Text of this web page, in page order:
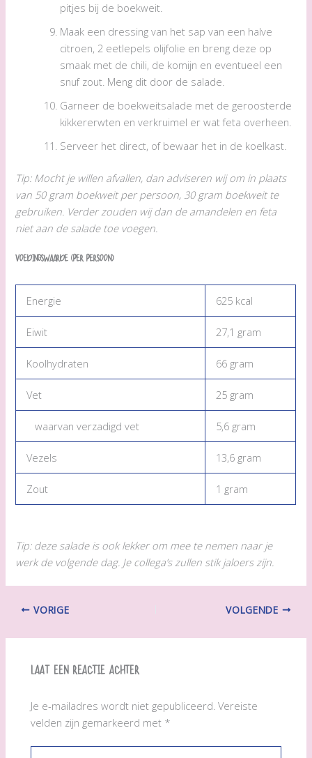
pitjes bij de boekweit.
Maak een dressing van het sap van een halve
citroen, 2 eetlepels olijfolie en breng deze op
smaak met de chili, de komijn en eventueel een
snuf zout. Meng dit door de salade.
Garneer de boekweitsalade met de geroosterde
kikkererwten en verkruimel er wat feta overheen.
Serveer het direct, of bewaar het in de koelkast.
Tip: Mocht je willen afvallen, dan adviseren wij om in plaats
van 50 gram boekweit per persoon, 30 gram boekweit te
gebruiken. Verder zouden wij dan de amandelen en feta
niet aan de salade toe voegen.
Voedingswaarde (per persoon)
Energie 625 kcal
Eiwit 27,1 gram
Koolhydraten 66 gram
Vet 25 gram
waarvan verzadigd vet 5,6 gram
Vezels 13,6 gram
Zout 1 gram
Tip: deze salade is ook lekker om mee te nemen naar je
werk de volgende dag. Je collega’s zullen stik jaloers zijn.
VORIGE VOLGENDE
Laat een reactie achter
Je e-mailadres wordt niet gepubliceerd. Vereiste
velden zijn gemarkeerd met *